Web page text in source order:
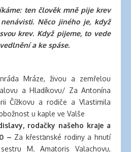
ten člověk mně pije krev
Něco jiného je, když
krev. Když pijeme, to vede
a ke spáse.
Mráze, živou a zemřelou
a Hladíkovu/ Za Antonína
Čížkovu a rodiče a Vlastimila
u kaple ve Valše
rodačky našeho kraje a
– Za křesťanské rodiny a hnutí
M. Amatoris Valachovu,